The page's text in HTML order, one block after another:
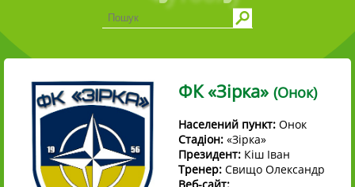
ФК «Зірка» (Онок)
Населений пункт: Онок
Стадіон: «Зірка»
Президент: Кіш Іван
Тренер: Свищо Олександр